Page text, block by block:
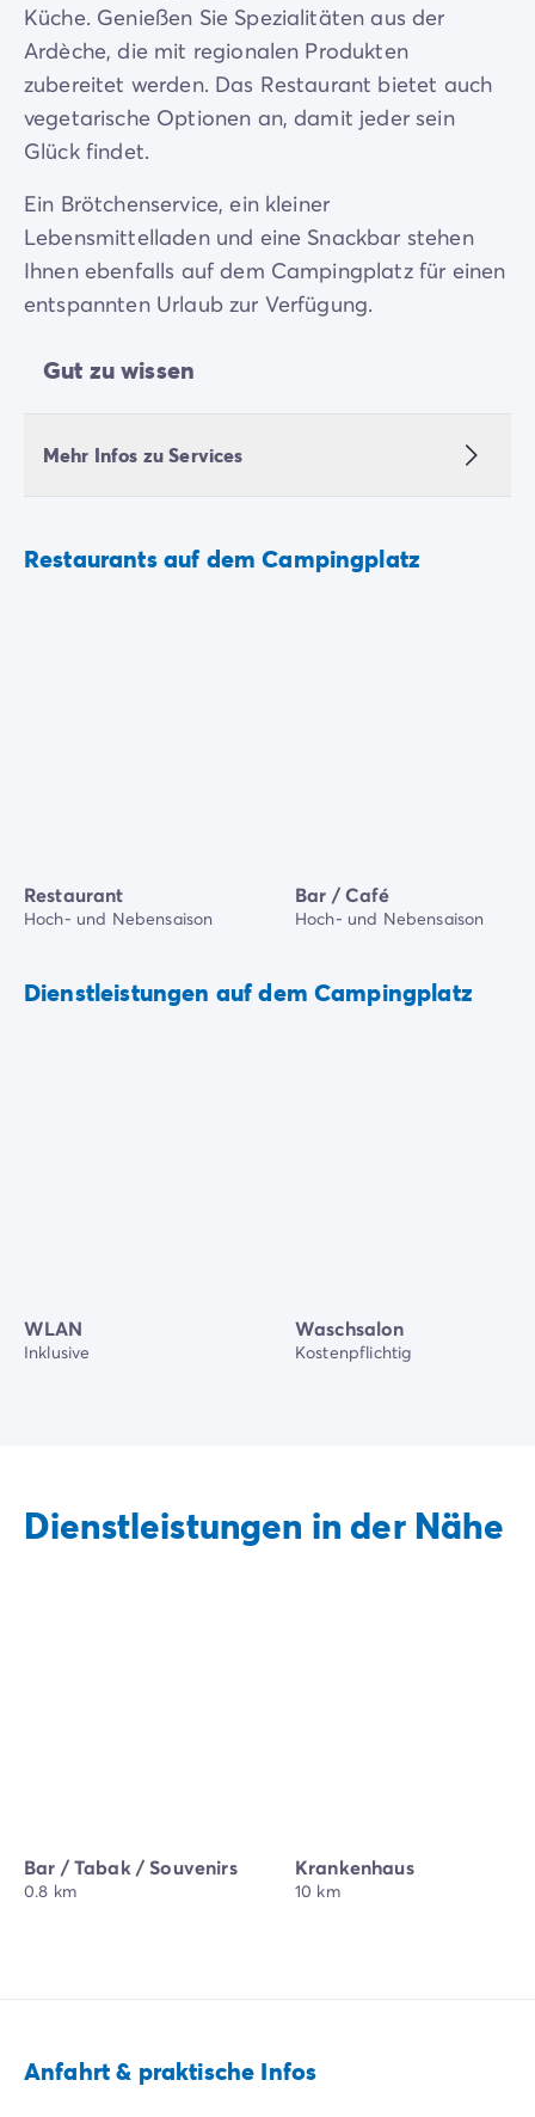
Küche. Genießen Sie Spezialitäten aus der
Ardèche, die mit regionalen Produkten
zubereitet werden. Das Restaurant bietet auch
vegetarische Optionen an, damit jeder sein
Glück findet.
Ein Brötchenservice, ein kleiner
Lebensmittelladen und eine Snackbar stehen
Ihnen ebenfalls auf dem Campingplatz für einen
entspannten Urlaub zur Verfügung.
Gut zu wissen
Mehr Infos zu Services
Restaurants auf dem Campingplatz
Restaurant
Hoch- und Nebensaison
Bar / Café
Hoch- und Nebensaison
Dienstleistungen auf dem Campingplatz
WLAN
Inklusive
Waschsalon
Kostenpflichtig
Dienstleistungen in der Nähe
Bar / Tabak / Souvenirs
0.8 km
Krankenhaus
10 km
Anfahrt & praktische Infos